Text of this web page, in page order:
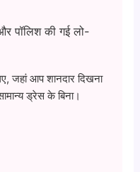
पॉलिश की गई लो-
जहां आप शानदार दिखना
ड्रेस के बिना।